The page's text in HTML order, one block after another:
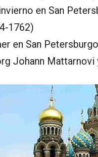
en San
1762)
en San
Johann